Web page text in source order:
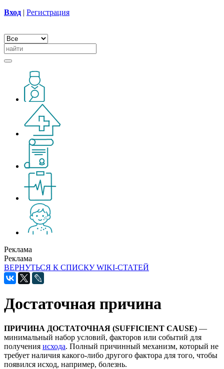
Вход | Регистрация
Реклама
Реклама
ВЕРНУТЬСЯ К СПИСКУ WIKI-СТАТЕЙ
Достаточная причина
ПРИЧИНА ДОСТАТОЧНАЯ (SUFFICIENT CAUSE) —
минимальный набор условий, факторов или событий для
получения исхода. Полный причинный механизм, который не
требует наличия какого-либо другого фактора для того, чтобы
появился исход, например, болезнь.